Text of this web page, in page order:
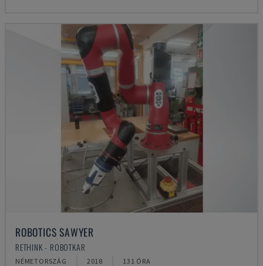
ROBOTICS SAWYER
RETHINK - ROBOTKAR
NÉMETORSZÁG 2018 131 ÓRA